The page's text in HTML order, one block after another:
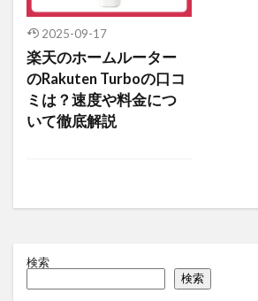
2025-09-17
楽天のホームルーター
のRakuten Turboの口コ
ミは？速度や料金につ
いて徹底解説
検索
検索